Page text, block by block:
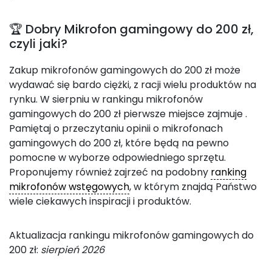
🏆 Dobry Mikrofon gamingowy do 200 zł,
czyli jaki?
Zakup mikrofonów gamingowych do 200 zł może
wydawać się bardo ciężki, z racji wielu produktów na
rynku. W sierpniu w rankingu mikrofonów
gamingowych do 200 zł pierwsze miejsce zajmuje.
Pamiętaj o przeczytaniu opinii o mikrofonach
gamingowych do 200 zł, które będą na pewno
pomocne w wyborze odpowiedniego sprzętu.
Proponujemy również zajrzeć na podobny ranking
mikrofonów wstęgowych, w którym znajdą Państwo
wiele ciekawych inspiracji i produktów.
Aktualizacja rankingu mikrofonów gamingowych do
200 zł: sierpień 2026